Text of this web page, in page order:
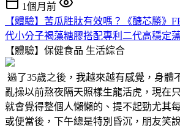
1個月前
【體驗】苦瓜胜肽有效嗎？《醣芯勝》
代小分子褐藻糖膠搭配專利二代高穩定
【體驗】保健食品 生活綜合
過了35歲之後，我越來越有感覺，身體
亂操以前熬夜隔天照樣生龍活虎，現在
就會覺得整個人懶懶的、提不起勁尤其
或便當後，下午總是特別昏沉，朋友笑